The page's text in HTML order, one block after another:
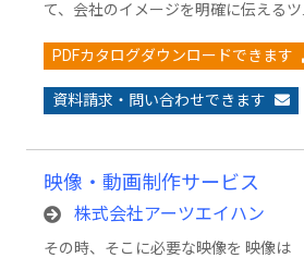
て、会社のイメージを明確に伝えるツ…
PDFカタログダウンロードできます
資料請求・問い合わせできます
映像・動画制作サービス
株式会社アーツエイハン
その時、そこに必要な映像を 映像は